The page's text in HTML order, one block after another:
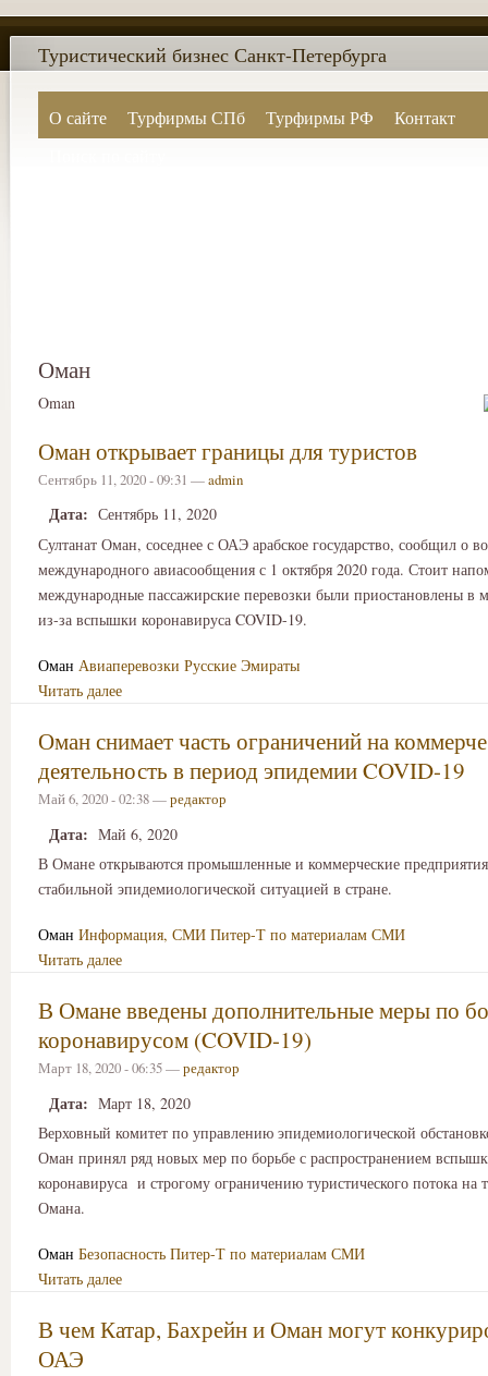
О сайте Турфирмы СПб Турфирмы РФ
Контакт
Туристический бизнес Санкт-Петербурга
Оман
Oman
Оман открывает границы для туристов
Сентябрь 11, 2020 - 09:31 —admin
Дата: Сентябрь 11, 2020
Султанат Оман, соседнее с ОАЭ арабское государство, сообщил о
международного авиасообщения с 1 октября 2020 года. Стоит
международные пассажирские перевозки были приостановлены в
из-за вспышки коронавируса COVID-19.
Оман Авиаперевозки Русские Эмираты
Читать далее
Оман снимает часть ограничений на
деятельность в период эпидемии COVID-19
Май 6, 2020 - 02:38 —редактор
Дата: Май 6, 2020
В Омане открываются промышленные и коммерческие
стабильной эпидемиологической ситуацией в стране.
Оман Информация, СМИ Питер-Т по материалам СМИ
Читать далее
В Омане введены дополнительные меры по
коронавирусом (COVID-19)
Март 18, 2020 - 06:35 —редактор
Дата: Март 18, 2020
Верховный комитет по управлению эпидемиологической
Оман принял ряд новых мер по борьбе с распространением
коронавируса и строгому ограничению туристического потока на
Омана.
Оман Безопасность Питер-Т по материалам СМИ
Читать далее
В чем Катар, Бахрейн и Оман могут
ОАЭ